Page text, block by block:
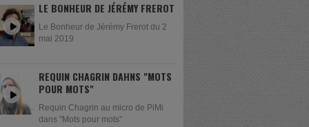
LE BONHEUR DE JÉRÉMY FREROT
Le Bonheur de Jérémy Frerot du 2
mai 2019
REQUIN CHAGRIN DAHNS "MOTS
POUR MOTS"
Requin Chagrin au micro de PiMi
dans "Mots pour mots"